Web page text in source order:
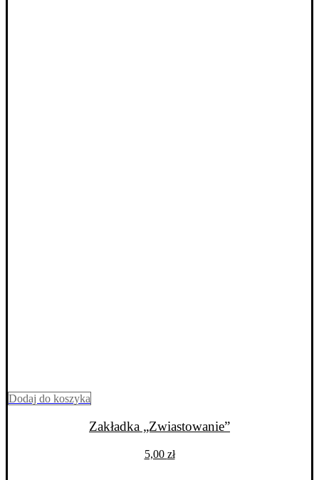
Dodaj do koszyka
Zakładka „Zwiastowanie”
5,00 zł